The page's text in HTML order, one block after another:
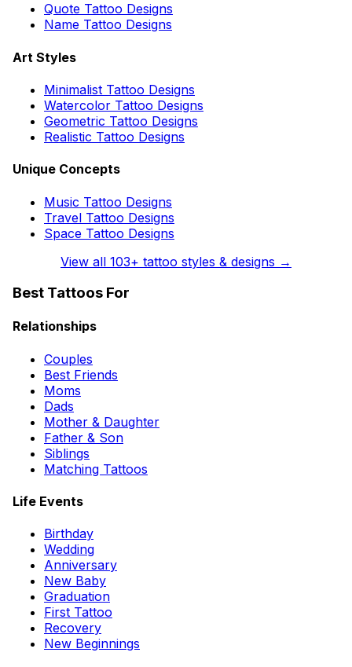
Quote Tattoo Designs
Name Tattoo Designs
Art Styles
Minimalist Tattoo Designs
Watercolor Tattoo Designs
Geometric Tattoo Designs
Realistic Tattoo Designs
Unique Concepts
Music Tattoo Designs
Travel Tattoo Designs
Space Tattoo Designs
View all 103+ tattoo styles & designs →
Best Tattoos For
Relationships
Couples
Best Friends
Moms
Dads
Mother & Daughter
Father & Son
Siblings
Matching Tattoos
Life Events
Birthday
Wedding
Anniversary
New Baby
Graduation
First Tattoo
Recovery
New Beginnings